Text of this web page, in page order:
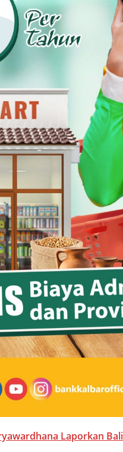
Laporkan